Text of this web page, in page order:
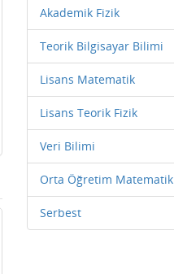
Akademik Fizik
Teorik Bilgisayar Bilimi
Lisans Matematik
Lisans Teorik Fizik
Veri Bilimi
Orta Öğretim Matematik
Serbest